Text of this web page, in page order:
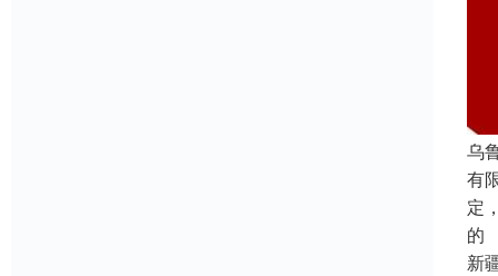
乌
有
定
的
新